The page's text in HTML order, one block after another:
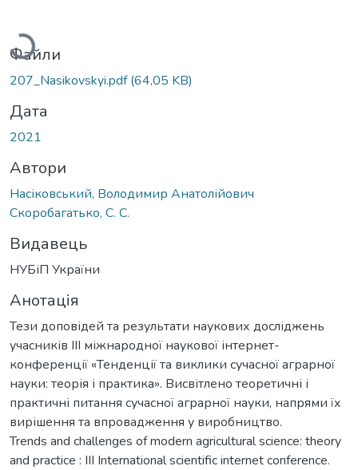
Файли
207_Nasikovskyi.pdf(64,05 KB)
Дата
2021
Автори
Насіковський, Володимир Анатолійович
Скоробагатько, С. С.
Видавець
НУБіП України
Анотація
Тези доповідей та результати наукових досліджень
учасників IIІ міжнародної наукової інтернет-
конференції «Тенденції та виклики сучасної аграрної
науки: теорія і практика». Висвітлено теоретичні і
практичні питання сучасної аграрної науки, напрями їх
вирішення та впровадження у виробництво.
Trends and challenges of modern agricultural science: theory
and practice : III International scientific internet conference.